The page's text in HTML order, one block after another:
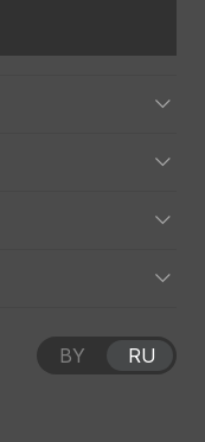
BY RU